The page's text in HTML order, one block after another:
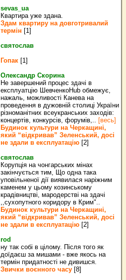
sevas_ua
Квартира уже здана.
Здам квартиру на довготривалий
термін [1]
святослав
Гопак [1]
Олександр Скорина
Не завершений процес здачі в
експлуатцію ШевченкоHub обмежує,
нажаль, можливості Канева на
проведення в дужовній столиці України
різноманітних всеукранських заходів:
концертів, конкурсів, форумів,.. [весь]
Будинок культури на Черкащині,
який “відкривав” Зеленський, досі
не здали в експлуатацію [2]
святослав
Корупція на чонгарських мінах
закінчується тим, Що одна така
уповільненої дії виявилася наріжним
каменем у цьому козинському
крадівництві, мародерстві на здачі
,,сухопутного коридору в Крим"..
Будинок культури на Черкащині,
який “відкривав” Зеленський, досі
не здали в експлуатацію [2]
rod
ну так собі в цілому. Після того як
доїдаєш за мишами - вже якось на
термін придатності не дивишся.
Звички воєнного часу [8]